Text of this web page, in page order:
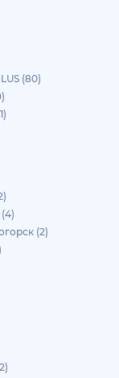
(80)
(2)